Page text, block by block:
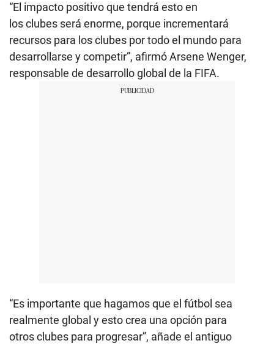
“El impacto positivo que tendrá esto en
los clubes será enorme, porque incrementará
recursos para los clubes por todo el mundo para
desarrollarse y competir”, afirmó Arsene Wenger,
responsable de desarrollo global de la FIFA.
“Es importante que hagamos que el fútbol sea
realmente global y esto crea una opción para
otros clubes para progresar”, añade el antiguo